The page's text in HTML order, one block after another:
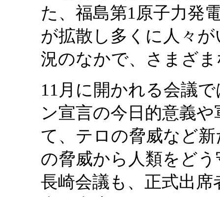
た、福島第1原子力発
が拡散し多くに人々
況のなかで、さまざ
11月に開かれる会議
ン宣言の今日的意義
て、テロの脅威など
の脅威から人類をど
長崎会議も、正式出